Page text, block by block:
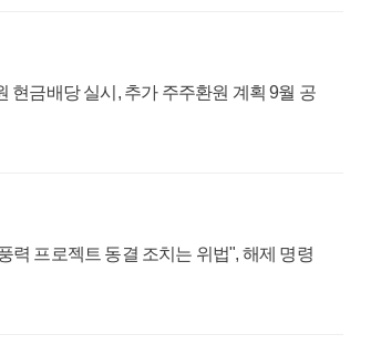
현금배당 실시, 추가 주주환원 계획 9월 공
력 프로젝트 동결 조치는 위법", 해제 명령